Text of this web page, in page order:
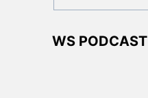
WS PODCAST